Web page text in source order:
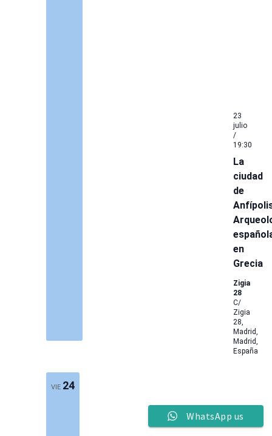
La
ciudad
de
en
Grecia
23
julio
/
19:30
Zigia
28
C/
Zigia
28,
Madrid,
Madrid,
España
VIE 24
WhatsApp us